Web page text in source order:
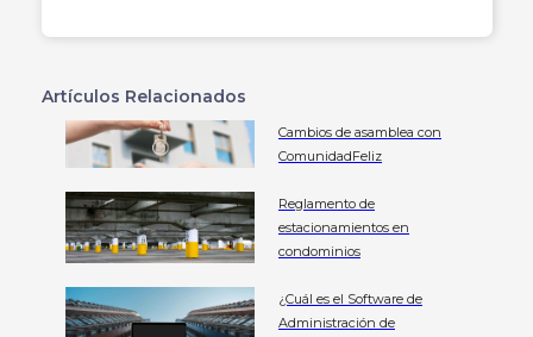
Artículos Relacionados
Cambios de asamblea con
ComunidadFeliz
Reglamento de
estacionamientos en
condominios
¿Cuál es el Software de
Administración de